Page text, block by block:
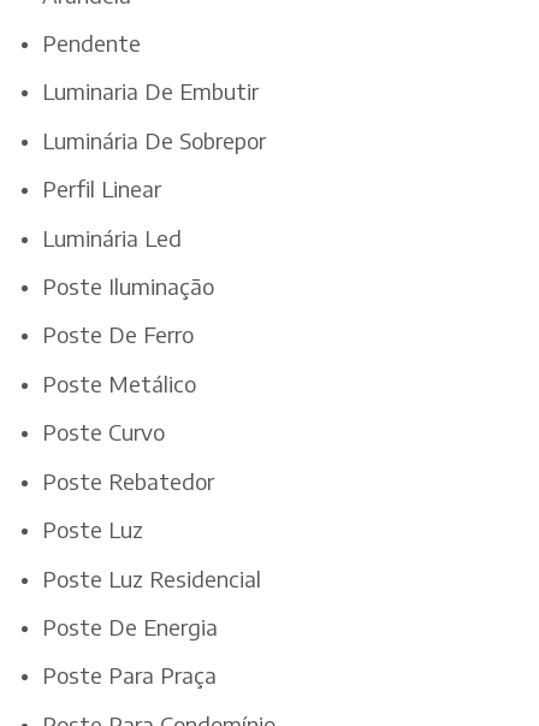
Pendente
Luminaria De Embutir
Luminária De Sobrepor
Perfil Linear
Luminária Led
Poste Iluminação
Poste De Ferro
Poste Metálico
Poste Curvo
Poste Rebatedor
Poste Luz
Poste Luz Residencial
Poste De Energia
Poste Para Praça